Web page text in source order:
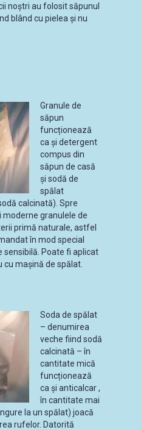
noștri au folosit săpunul
blând cu pielea și nu
Granule de
săpun
funcționează
ca și detergent
compus din
săpun de casă
și sodă de
spălat
calcinată). Spre
granulele de
primă naturale, astfel
în mod special
sensibilă. Poate fi aplicat
mașină de spălat.
Soda de spălat
– denumirea
veche fiind sodă
calcinată – în
cantitate mică
funcționează
ca și anticalcar ,
în cantitate mai
la un spălat) joacă
rufelor. Datorită